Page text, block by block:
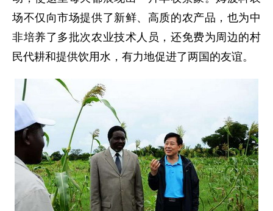
场不仅向市场提供了新鲜、高质的农产品，也为中
非培养了多批次农业技术人员，还免费为周边的村
民代耕和提供饮用水，有力地促进了两国的友谊。